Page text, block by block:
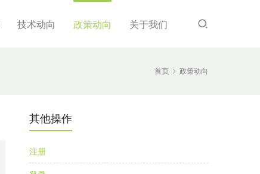
技术动向 政策动向 关于我们
首页 政策动向
其他操作
注册